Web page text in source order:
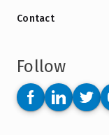
Contact
Follow